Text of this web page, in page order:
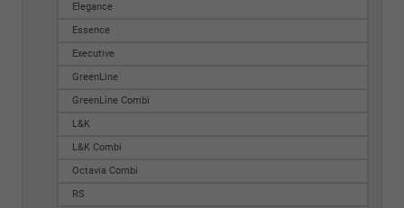
Elegance
Essence
Executive
GreenLine
GreenLine Combi
L&K
L&K Combi
Octavia Combi
RS